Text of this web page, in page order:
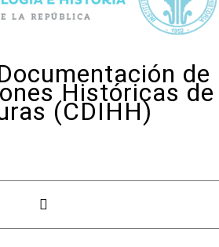
de
Históricas de
(CDIHH)